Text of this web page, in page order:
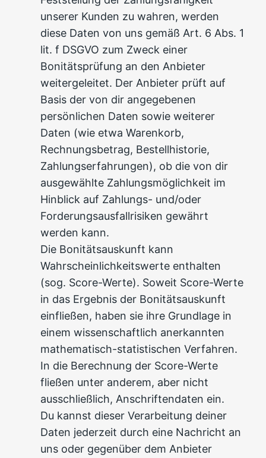
unserer Kunden zu wahren, werden
diese Daten von uns gemäß Art. 6 Abs. 1
lit. f DSGVO zum Zweck einer
Bonitätsprüfung an den Anbieter
weitergeleitet. Der Anbieter prüft auf
Basis der von dir angegebenen
persönlichen Daten sowie weiterer
Daten (wie etwa Warenkorb,
Rechnungsbetrag, Bestellhistorie,
Zahlungserfahrungen), ob die von dir
ausgewählte Zahlungsmöglichkeit im
Hinblick auf Zahlungs- und/oder
Forderungsausfallrisiken gewährt
werden kann.
Die Bonitätsauskunft kann
Wahrscheinlichkeitswerte enthalten
(sog. Score-Werte). Soweit Score-Werte
in das Ergebnis der Bonitätsauskunft
einfließen, haben sie ihre Grundlage in
einem wissenschaftlich anerkannten
mathematisch-statistischen Verfahren.
In die Berechnung der Score-Werte
fließen unter anderem, aber nicht
ausschließlich, Anschriftendaten ein.
Du kannst dieser Verarbeitung deiner
Daten jederzeit durch eine Nachricht an
uns oder gegenüber dem Anbieter